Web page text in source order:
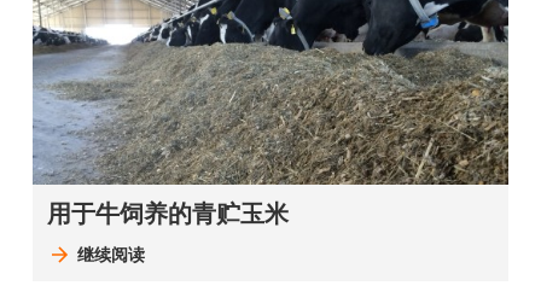
用于牛饲养的青贮玉米
继续阅读